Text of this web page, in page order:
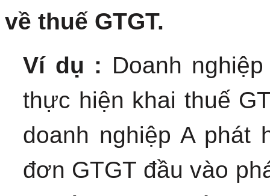
về thuế GTGT.
Ví dụ : Doanh
thực hiện khai thuế
doanh nghiệp A phát
đơn GTGT đầu vào